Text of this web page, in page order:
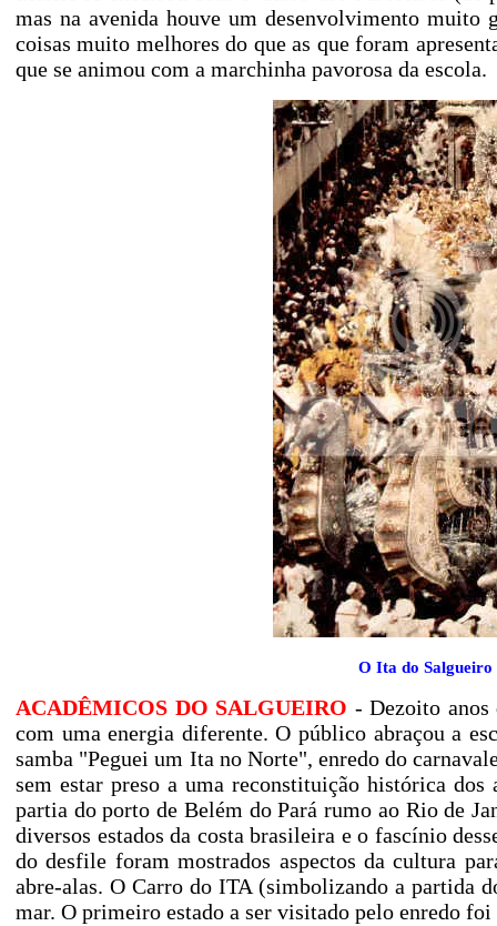
mas na avenida houve um desenvolvimento muito
coisas muito melhores do que as que foram
que se animou com a marchinha pavorosa da escola.
O Ita do
ACADÊMICOS DO SALGUEIRO - Dezoito anos
com uma energia diferente. O público abraçou a
samba "Peguei um Ita no Norte", enredo do
sem estar preso a uma reconstituição histórica
partia do porto de Belém do Pará rumo ao Rio de
diversos estados da costa brasileira e o fascínio
do desfile foram mostrados aspectos da cultura
abre-alas. O Carro do ITA (simbolizando a partida
mar. O primeiro estado a ser visitado pelo enredo